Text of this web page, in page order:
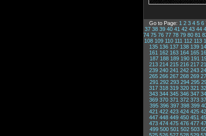
Go to Page: 1 2 3 4 5 6
37 38 39 40 41 42 43 44
74 75 76 77 78 79 80 81
108 109 110 111 112 113
135 136 137 138 139
161 162 163 164 165
187 188 189 190 191
213 214 215 216 217
239 240 241 242 243
265 266 267 268 269
291 292 293 294 295
317 318 319 320 321
343 344 345 346 347
369 370 371 372 373
395 396 397 398 399
421 422 423 424 425
447 448 449 450 451
473 474 475 476 477
499 500 501 502 503